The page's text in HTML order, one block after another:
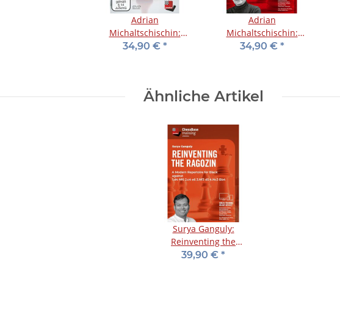
Adrian
Michaltschischin:
Master your technique
34,90 € *
Adrian
Michaltschischin:
Master your technique
34,90 € *
Ähnliche Artikel
Surya Ganguly:
Reinventing the
Ragozin
39,90 € *